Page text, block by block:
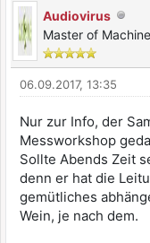
Audiovirus
Master of
06.09.2017, 13:35
Nur zur Info, der
Messworkshop
Sollte Abends Zeit
denn er hat die
gemütliches
Wein, je nach dem.